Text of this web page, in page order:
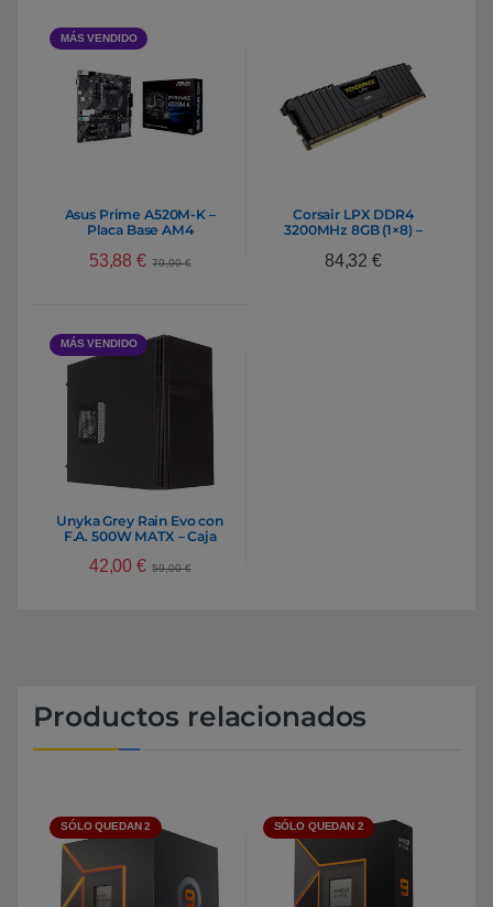
MÁS VENDIDO
Asus Prime A520M-K –
Placa Base AM4
53,88€ 79,99€
Corsair LPX DDR4
3200MHz 8GB (1×8) –
84,32 €
MÁS VENDIDO
Unyka Grey Rain Evo con
F.A. 500W MATX – Caja
42,00€ 59,00€
Productos relacionados
SÓLO QUEDAN 2 SÓLO QUEDAN 2